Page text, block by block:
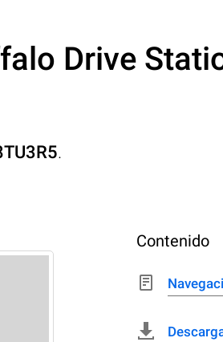
Drive
.
Contenido